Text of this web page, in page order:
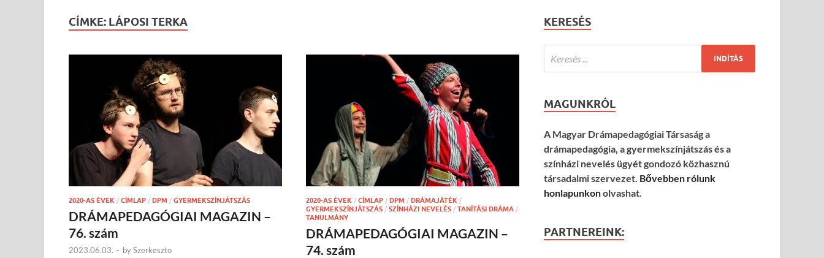
CÍMKE: LÁPOSI TERKA
2020-AS ÉVEK / CÍMLAP / DPM / GYERMEKSZÍNJÁTSZÁS
DRÁMAPEDAGÓGIAI MAGAZIN –
76. szám
2023.06.03. - bySzerkeszto
2020-AS ÉVEK / CÍMLAP / DPM / DRÁMAJÁTÉK /
GYERMEKSZÍNJÁTSZÁS / SZÍNHÁZI NEVELÉS / TANÍTÁSI DRÁMA /
TANULMÁNY
DRÁMAPEDAGÓGIAI MAGAZIN –
74. szám
KERESÉS
MAGUNKRÓL
A Magyar Drámapedagógiai Társaság a
drámapedagógia, a gyermekszínjátszás és a
színházi nevelés ügyét gondozó közhasznú
társadalmi szervezet. Bővebben rólunk
honlapunkonolvashat.
PARTNEREINK: